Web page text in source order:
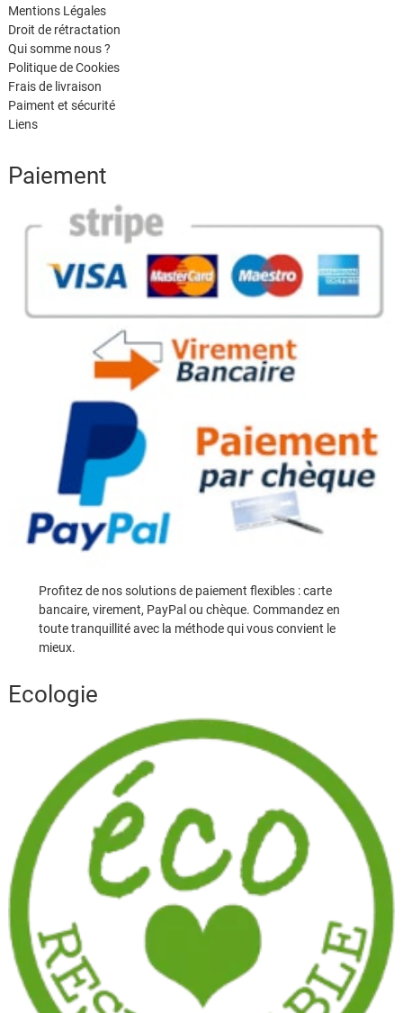
Mentions Légales
Droit de rétractation
Qui somme nous ?
Politique de Cookies
Frais de livraison
Paiment et sécurité
Liens
Paiement
Profitez de nos solutions de paiement flexibles : carte
bancaire, virement, PayPal ou chèque. Commandez en
toute tranquillité avec la méthode qui vous convient le
mieux.
Ecologie